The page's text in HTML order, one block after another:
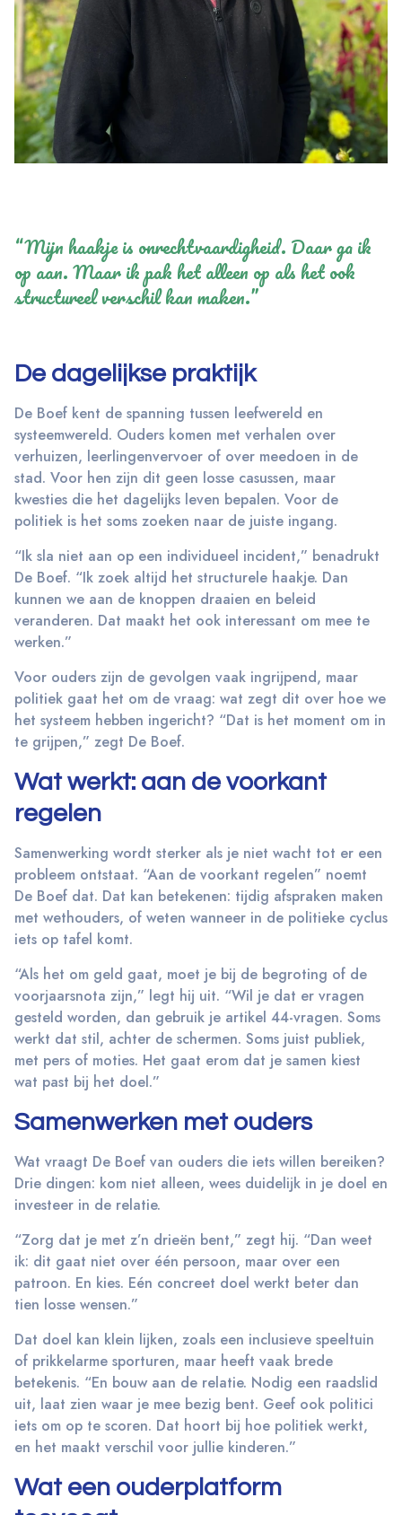
“Mijn haakje is onrechtvaardigheid. Daar ga ik
op aan. Maar ik pak het alleen op als het ook
structureel verschil kan maken.”
De dagelijkse praktijk
De Boef kent de spanning tussen leefwereld en
systeemwereld. Ouders komen met verhalen over
verhuizen, leerlingenvervoer of over meedoen in de
stad. Voor hen zijn dit geen losse casussen, maar
kwesties die het dagelijks leven bepalen. Voor de
politiek is het soms zoeken naar de juiste ingang.
“Ik sla niet aan op een individueel incident,” benadrukt
De Boef. “Ik zoek altijd het structurele haakje. Dan
kunnen we aan de knoppen draaien en beleid
veranderen. Dat maakt het ook interessant om mee te
werken.”
Voor ouders zijn de gevolgen vaak ingrijpend, maar
politiek gaat het om de vraag: wat zegt dit over hoe we
het systeem hebben ingericht? “Dat is het moment om in
te grijpen,” zegt De Boef.
Wat werkt: aan de voorkant
regelen
Samenwerking wordt sterker als je niet wacht tot er een
probleem ontstaat. “Aan de voorkant regelen” noemt
De Boef dat. Dat kan betekenen: tijdig afspraken maken
met wethouders, of weten wanneer in de politieke cyclus
iets op tafel komt.
“Als het om geld gaat, moet je bij de begroting of de
voorjaarsnota zijn,” legt hij uit. “Wil je dat er vragen
gesteld worden, dan gebruik je artikel 44-vragen. Soms
werkt dat stil, achter de schermen. Soms juist publiek,
met pers of moties. Het gaat erom dat je samen kiest
wat past bij het doel.”
Samenwerken met ouders
Wat vraagt De Boef van ouders die iets willen bereiken?
Drie dingen: kom niet alleen, wees duidelijk in je doel en
investeer in de relatie.
“Zorg dat je met z’n drieën bent,” zegt hij. “Dan weet
ik: dit gaat niet over één persoon, maar over een
patroon. En kies. Eén concreet doel werkt beter dan
tien losse wensen.”
Dat doel kan klein lijken, zoals een inclusieve speeltuin
of prikkelarme sporturen, maar heeft vaak brede
betekenis. “En bouw aan de relatie. Nodig een raadslid
uit, laat zien waar je mee bezig bent. Geef ook politici
iets om op te scoren. Dat hoort bij hoe politiek werkt,
en het maakt verschil voor jullie kinderen.”
Wat een ouderplatform